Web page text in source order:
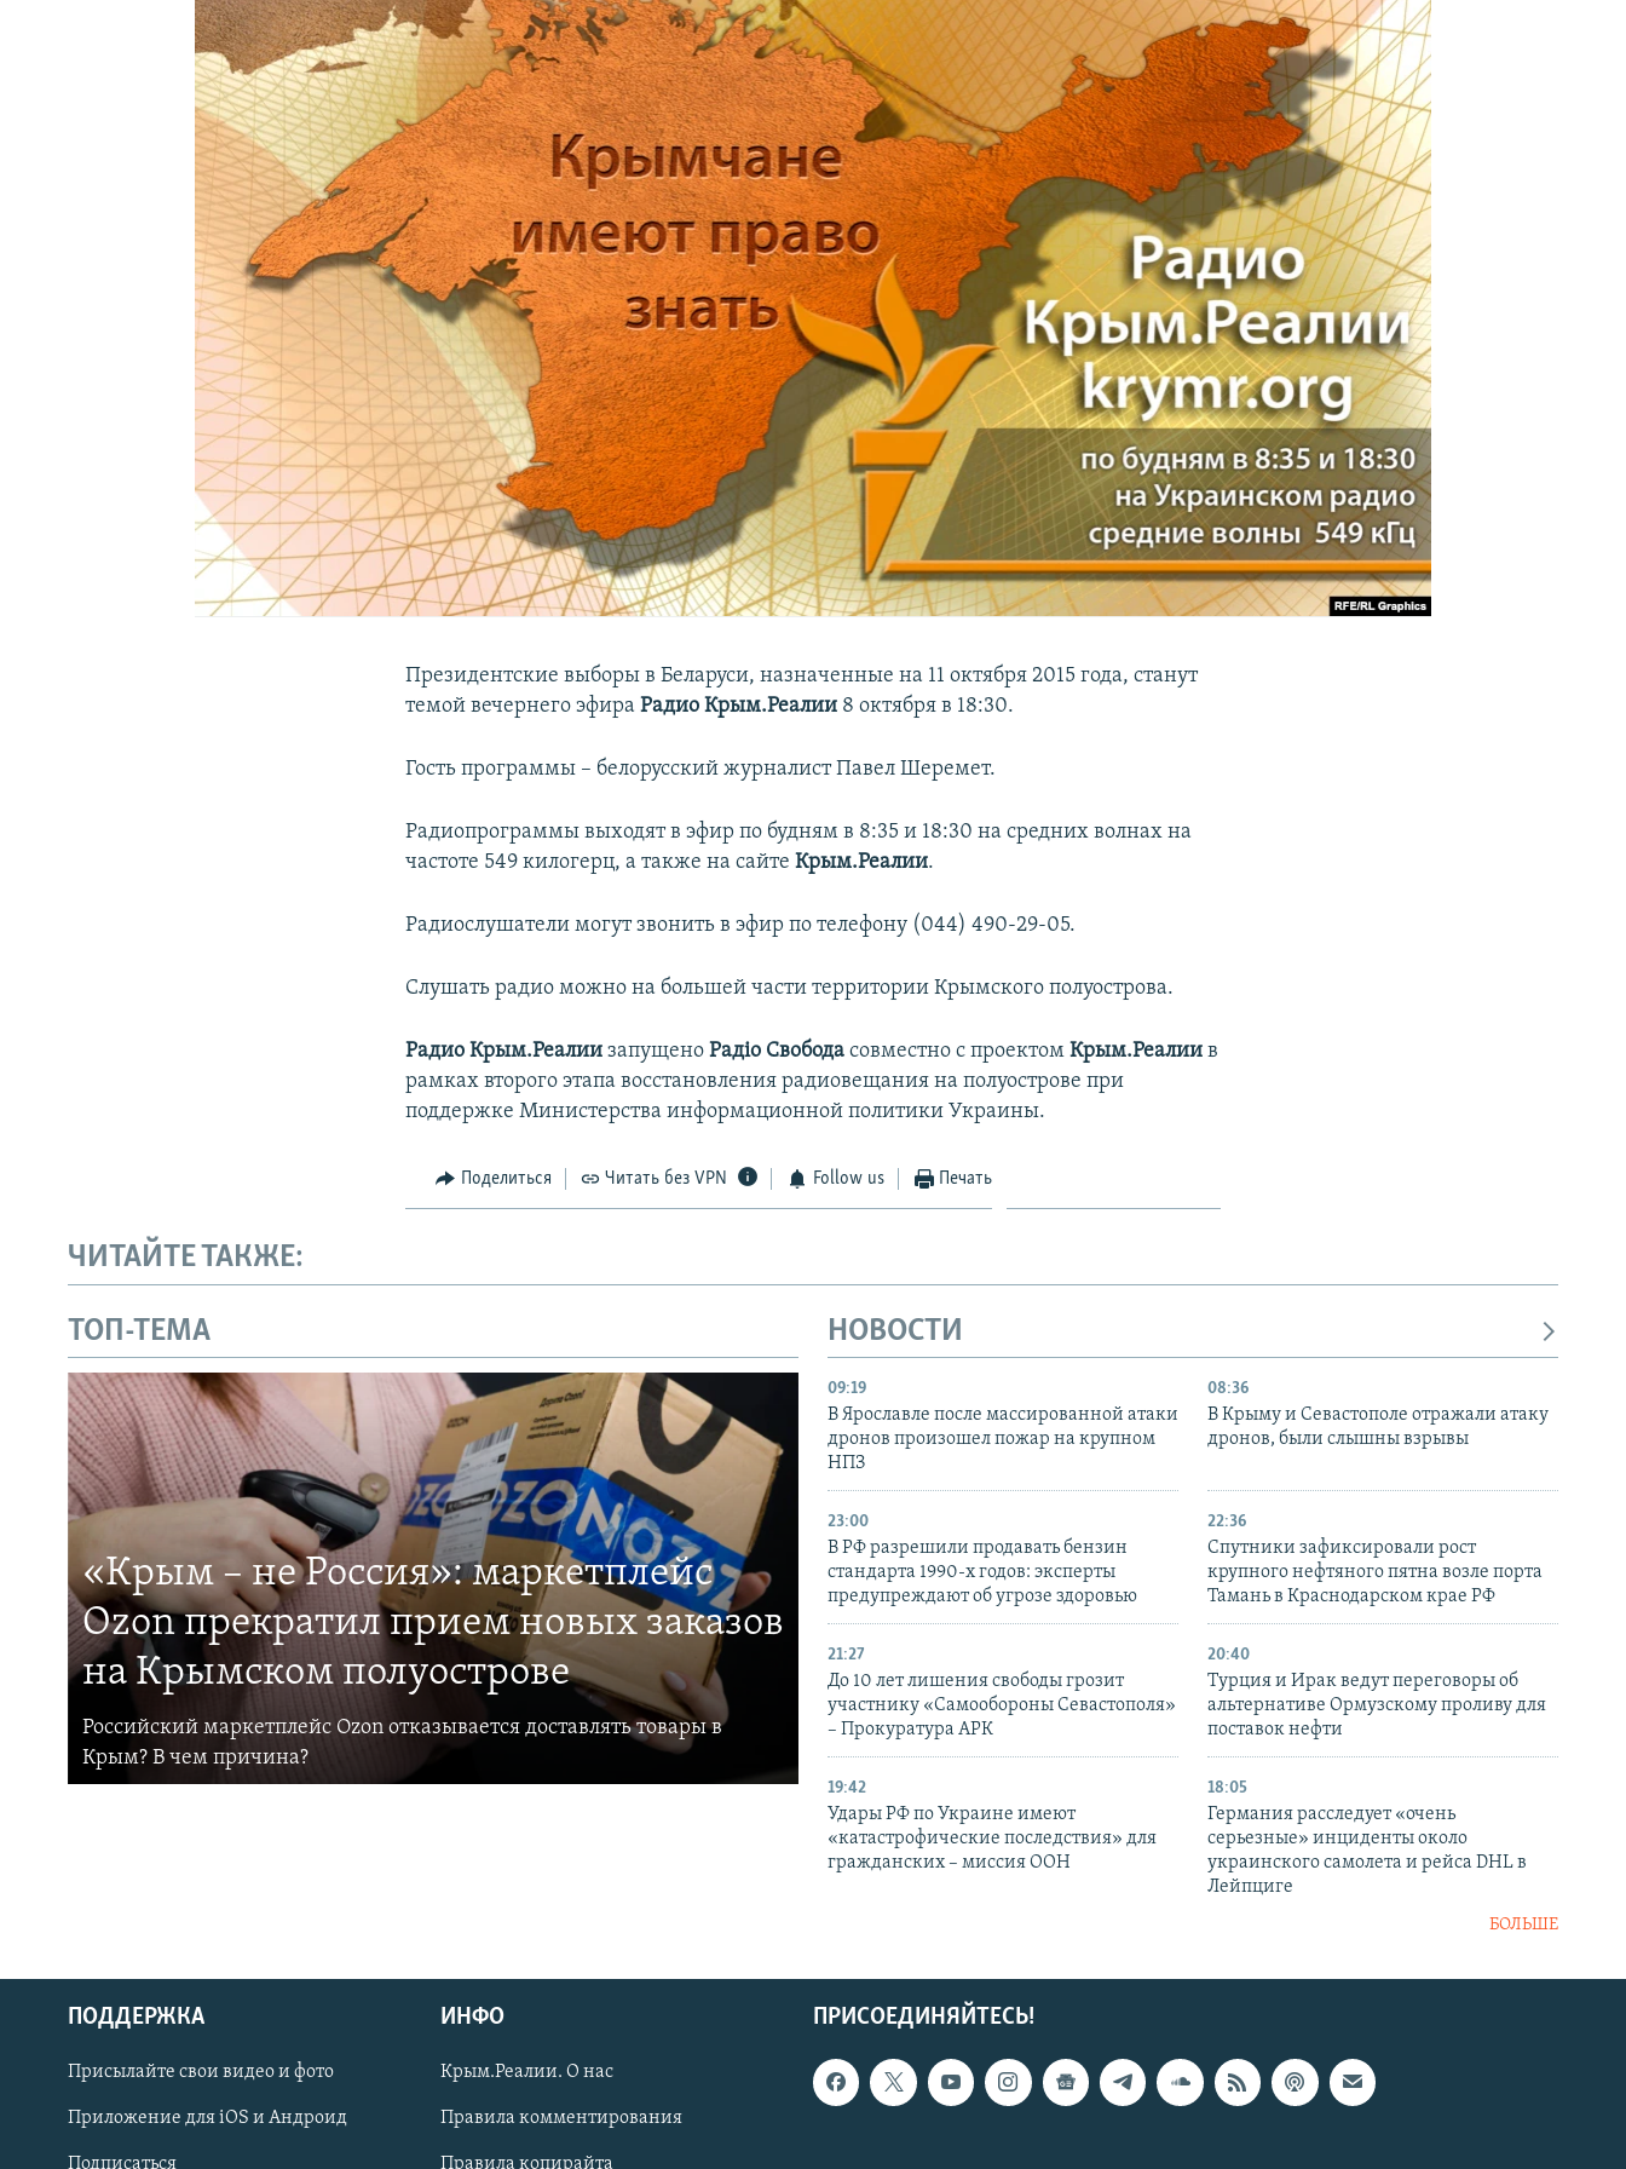
КРЫМ.НЕПОКОРЕННЫЙ
УКРАИНСКАЯ ПРОБЛЕМА КРЫМА
Українською
Qırımtatar
Президентские выборы в Беларуси, назначенные на 11 октября 2015 года, станут
темой вечернего эфираРадио Крым.Реалии 8 октября в 18:30.
Гость программы – белорусский журналист Павел Шеремет.
Радиопрограммы выходят в эфир по будням в 8:35 и 18:30 на средних волнах на
частоте 549 килогерц, а также на сайтеКрым.Реалии.
Радиослушатели могут звонить в эфир по телефону (044) 490-29-05.
Слушать радио можно на большей части территории Крымского полуострова.
Радио Крым.РеалиизапущеноРадіо Свобода совместно с проектомКрым.Реалии в
рамках второго этапа восстановления радиовещания на полуострове при
поддержке Министерства информационной политики Украины.
Поделиться Читать без VPN Follow us Печать
ЧИТАЙТЕ ТАКЖЕ:
ТОП-ТЕМА
«Крым – не Россия»: маркетплейс
Ozon прекратил прием новых заказов
на Крымском полуострове
Российский маркетплейс Ozon отказывается доставлять товары в
Крым? В чем причина?
НОВОСТИ
09:19
В Ярославле после массированной атаки
дронов произошел пожар на крупном
НПЗ
08:36
В Крыму и Севастополе отражали атаку
дронов, были слышны взрывы
23:00
В РФ разрешили продавать бензин
стандарта 1990-х годов: эксперты
предупреждают об угрозе здоровью
22:36
Спутники зафиксировали рост
крупного нефтяного пятна возле порта
Тамань в Краснодарском крае РФ
21:27
До 10 лет лишения свободы грозит
участнику «Самообороны Севастополя»
– Прокуратура АРК
20:40
Турция и Ирак ведут переговоры об
альтернативе Ормузскому проливу для
поставок нефти
19:42
Удары РФ по Украине имеют
«катастрофические последствия» для
гражданских – миссия ООН
18:05
Германия расследует «очень
серьезные» инциденты около
украинского самолета и рейса DHL в
Лейпциге
БОЛЬШЕ
ПРИСОЕДИНЯЙТЕСЬ!
ПОДДЕРЖКА
Присылайте свои видео и фото
Приложение для iOS и Андроид
Подписаться
ИНФО
Крым.Реалии. О нас
Правила комментирования
Правила копирайта